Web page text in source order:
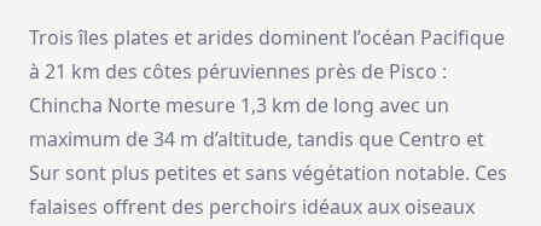
Trois îles plates et arides dominent l’océan Pacifique
à 21 km des côtes péruviennes près de Pisco :
Chincha Norte mesure 1,3 km de long avec un
maximum de 34 m d’altitude, tandis que Centro et
Sur sont plus petites et sans végétation notable. Ces
falaises offrent des perchoirs idéaux aux oiseaux